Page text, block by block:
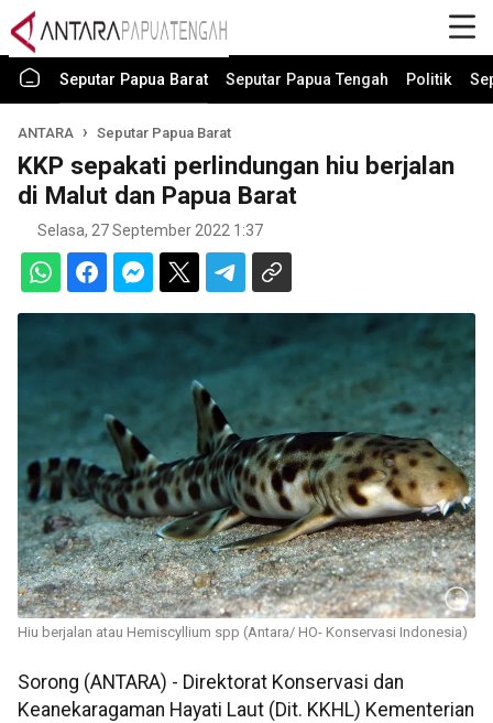
Seputar Papua Barat Seputar Papua Tengah Politik
ANTARA Seputar Papua Barat
KKP sepakati perlindungan hiu berjalan
di Malut dan Papua Barat
Selasa, 27 September 2022 1:37
Hiu berjalan atau Hemiscyllium spp (Antara/ HO- Konservasi Indonesia)
Sorong (ANTARA) - Direktorat Konservasi dan
Keanekaragaman Hayati Laut (Dit. KKHL) Kementerian